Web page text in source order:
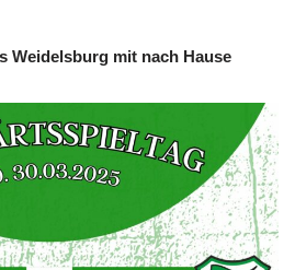
Weidelsburg mit nach Hause